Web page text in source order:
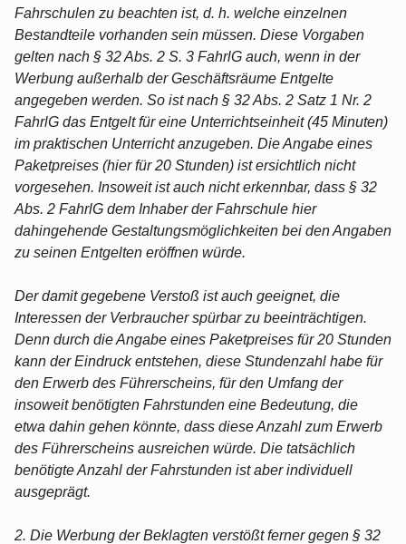
Fahrschulen zu beachten ist, d. h. welche einzelnen
Bestandteile vorhanden sein müssen. Diese Vorgaben
gelten nach § 32 Abs. 2 S. 3 FahrlG auch, wenn in der
Werbung außerhalb der Geschäftsräume Entgelte
angegeben werden. So ist nach § 32 Abs. 2 Satz 1 Nr. 2
FahrlG das Entgelt für eine Unterrichtseinheit (45 Minuten)
im praktischen Unterricht anzugeben. Die Angabe eines
Paketpreises (hier für 20 Stunden) ist ersichtlich nicht
vorgesehen. Insoweit ist auch nicht erkennbar, dass § 32
Abs. 2 FahrlG dem Inhaber der Fahrschule hier
dahingehende Gestaltungsmöglichkeiten bei den Angaben
zu seinen Entgelten eröffnen würde.
Der damit gegebene Verstoß ist auch geeignet, die
Interessen der Verbraucher spürbar zu beeinträchtigen.
Denn durch die Angabe eines Paketpreises für 20 Stunden
kann der Eindruck entstehen, diese Stundenzahl habe für
den Erwerb des Führerscheins, für den Umfang der
insoweit benötigten Fahrstunden eine Bedeutung, die
etwa dahin gehen könnte, dass diese Anzahl zum Erwerb
des Führerscheins ausreichen würde. Die tatsächlich
benötigte Anzahl der Fahrstunden ist aber individuell
ausgeprägt.
2. Die Werbung der Beklagten verstößt ferner gegen § 32